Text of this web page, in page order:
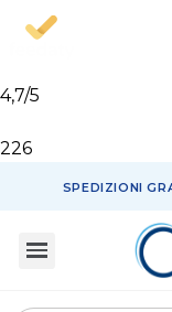
4,7/5
226
SPEDIZIONI